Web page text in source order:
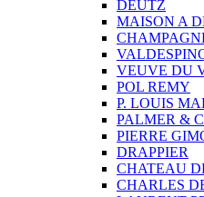
DEUTZ
MAISON A
VEUVE DU
POL REMY
P. LOUIS
PALMER &
PIERRE
DRAPPIER
CHATEAU
CHARLES